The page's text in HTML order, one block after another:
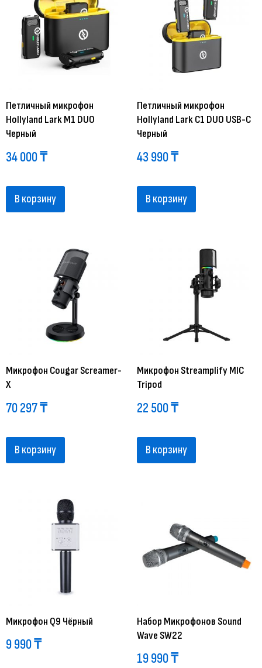
Петличный микрофон
Hollyland Lark M1 DUO
Черный
34 000₸
В корзину
Петличный микрофон
Hollyland Lark C1 DUO USB-C
Черный
43 990₸
В корзину
Микрофон Cougar Screamer-
X
70 297₸
В корзину
Микрофон Streamplify MIC
Tripod
22 500₸
В корзину
Микрофон Q9 Чёрный
9 990₸
Набор Микрофонов Sound
Wave SW22
19 990₸